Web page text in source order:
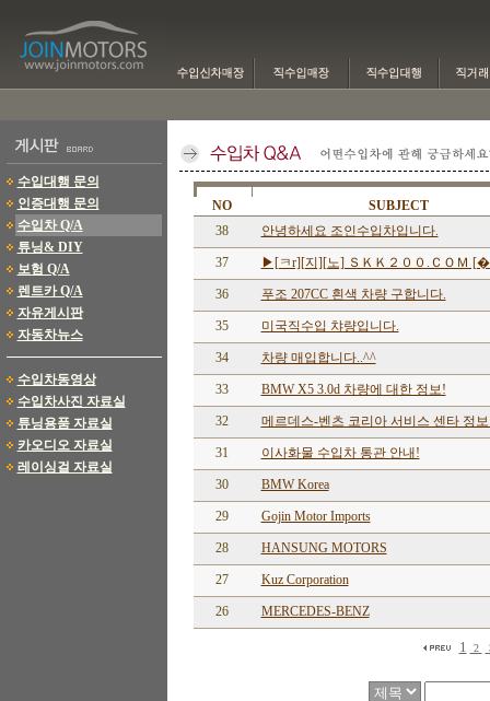
수입대행 문의
인증대행 문의
수입차 Q/A
튜닝& DIY
보험 Q/A
렌트카 Q/A
자유게시판
자동차뉴스
수입차동영상
수입차사진 자료실
튜닝용품 자료실
카오디오 자료실
레이싱걸 자료실
NO
SUBJECT
38
안녕하세요 조인수입차입니다.
37 ▶[ㅋr][지][노] ＳＫＫ２００.Ｃ­ＯＭ
36 푸조 207CC 흰색 차량 구합니다.
35 미국직수입 챠량입니다.
34 차량 매입합니다..^^
33 BMW X5 3.0d 차량에 대한 정보!
32 메르데스-벤츠 코리아 서비스 센타 정보
31 이사화물 수입차 통관 안내!
30 BMW Korea
29 Gojin Motor Imports
28 HANSUNG MOTORS
27 Kuz Corporation
26 MERCEDES-BENZ
1 2